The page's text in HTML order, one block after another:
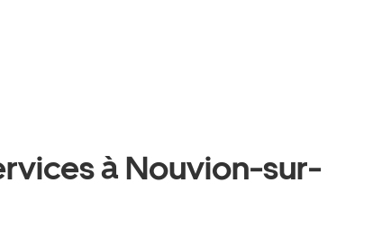
à Nouvion-sur-